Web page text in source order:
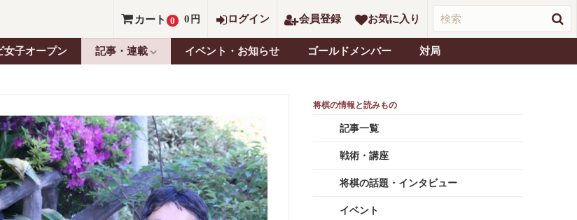
カート 0 0 円 ログイン 会員登録 お気に入り
女子オープン 記事・連載 イベント・お知らせ ゴールドメンバー 対局
記事一覧
戦術・講座
将棋の話題・インタビュー
イベント